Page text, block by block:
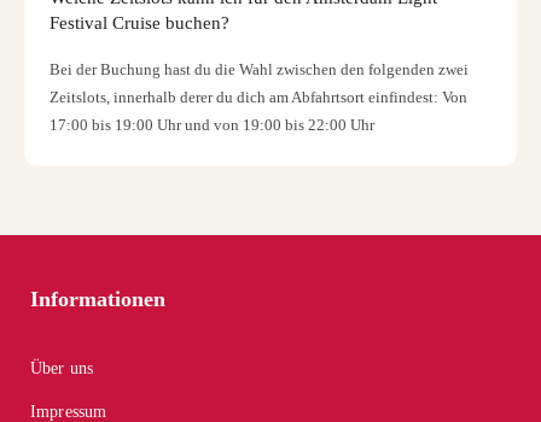
Festival Cruise buchen?
Bei der Buchung hast du die Wahl zwischen den folgenden zwei
Zeitslots, innerhalb derer du dich am Abfahrtsort einfindest: Von
17:00 bis 19:00 Uhr und von 19:00 bis 22:00 Uhr
Informationen
Über uns
Impressum